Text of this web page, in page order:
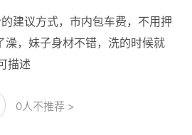
建议方式，市内包车费，不用押
澡，妹子身材不错，洗的时候就
描述
0人不推荐 >